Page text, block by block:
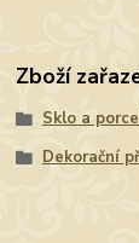
Zboží
Sklo a
Dekorační